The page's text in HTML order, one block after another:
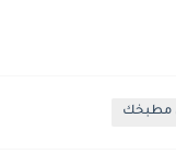
مطبخك